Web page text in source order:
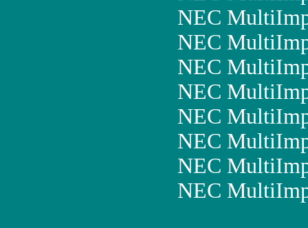
NEC
NEC
NEC
NEC
NEC
NEC
NEC
NEC